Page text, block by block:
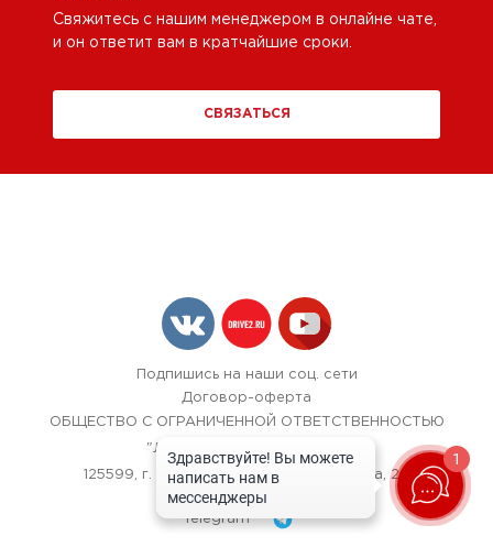
Свяжитесь с нашим менеджером в онлайне чате,
и он ответит вам в кратчайшие сроки.
СВЯЗАТЬСЯ
Подпишись на наши соц. сети
Договор-оферта
ОБЩЕСТВО С ОГРАНИЧЕННОЙ ОТВЕТСТВЕННОСТЬЮ
"ЛОК БОКС АВТОСЕРВИС",
125599, г. Москва, улица Красная Сосна, 24
+7 (967) 242-40-72
Telegram
1